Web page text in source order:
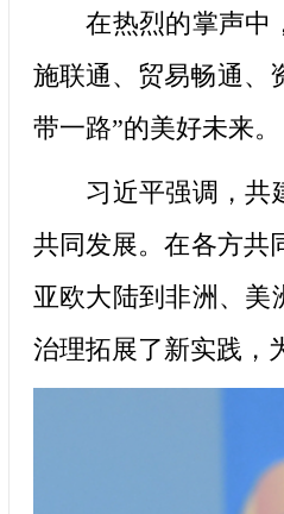
在热烈的掌声中，
施联通、贸易畅通、
带一路”的美好未来。
习近平强调，共建
共同发展。在各方共
亚欧大陆到非洲、美
治理拓展了新实践，